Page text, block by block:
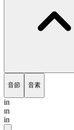
音節 音素
in
ɪn
in